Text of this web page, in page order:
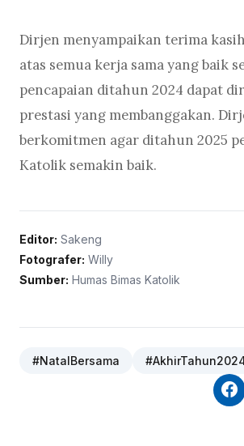
Dirjen menyampaikan terima
atas semua kerja sama yang baik
pencapaian ditahun 2024 dapat
prestasi yang membanggakan.
berkomitmen agar ditahun 2025
Katolik semakin baik.
Editor: Sakeng
Fotografer: Willy
Sumber: Humas Bimas Katolik
#NatalBersama